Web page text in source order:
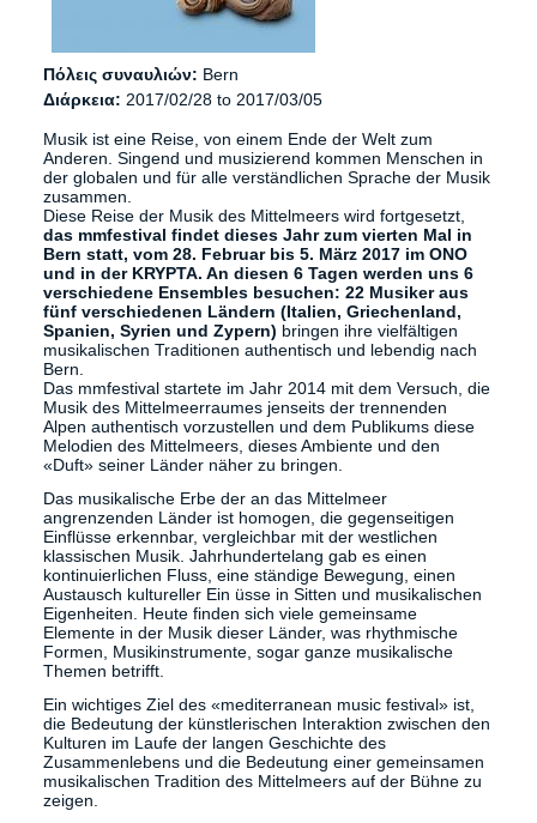
Πόλεις συναυλιών: Bern
Διάρκεια: 2017/02/28 to 2017/03/05
Musik ist eine Reise, von einem Ende der Welt zum
Anderen. Singend und musizierend kommen Menschen in
der globalen und für alle verständlichen Sprache der Musik
zusammen.
Diese Reise der Musik des Mittelmeers wird fortgesetzt,
das mmfestival findet dieses Jahr zum vierten Mal in
Bern statt, vom 28. Februar bis 5. März 2017 im ONO
und in der KRYPTA. An diesen 6 Tagen werden uns 6
verschiedene Ensembles besuchen: 22 Musiker aus
fünf verschiedenen Ländern (Italien, Griechenland,
Spanien, Syrien und Zypern) bringen ihre vielfältigen
musikalischen Traditionen authentisch und lebendig nach
Bern.
Das mmfestival startete im Jahr 2014 mit dem Versuch, die
Musik des Mittelmeerraumes jenseits der trennenden
Alpen authentisch vorzustellen und dem Publikums diese
Melodien des Mittelmeers, dieses Ambiente und den
«Duft» seiner Länder näher zu bringen.
Das musikalische Erbe der an das Mittelmeer
angrenzenden Länder ist homogen, die gegenseitigen
Einflüsse erkennbar, vergleichbar mit der westlichen
klassischen Musik. Jahrhundertelang gab es einen
kontinuierlichen Fluss, eine ständige Bewegung, einen
Austausch kultureller Ein üsse in Sitten und musikalischen
Eigenheiten. Heute finden sich viele gemeinsame
Elemente in der Musik dieser Länder, was rhythmische
Formen, Musikinstrumente, sogar ganze musikalische
Themen betrifft.
Ein wichtiges Ziel des «mediterranean music festival» ist,
die Bedeutung der künstlerischen Interaktion zwischen den
Kulturen im Laufe der langen Geschichte des
Zusammenlebens und die Bedeutung einer gemeinsamen
musikalischen Tradition des Mittelmeers auf der Bühne zu
zeigen.